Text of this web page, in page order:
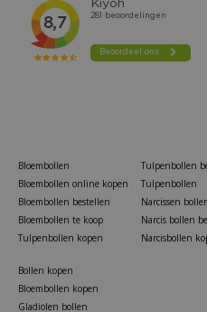
Bloembollen
Bloembollen online kopen
Bloembollen bestellen
Bloembollen te koop
Tulpenbollen kopen
Tulpenbollen
Tulpenbollen
Narcissen
Narcis bollen
Narcisbollen
Bollen kopen
Bloembollen kopen
Gladiolen bollen